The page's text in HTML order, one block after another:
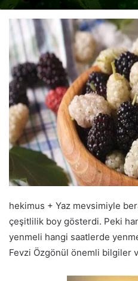
email
hekimus + Yaz mevsimiyle
çeşitlilik boy gösterdi. Peki
yenmeli hangi saatlerde
Fevzi Özgönül önemli bilgiler